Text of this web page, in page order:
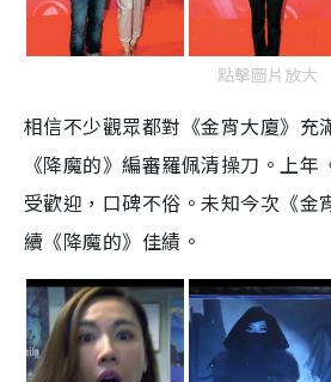
點擊圖片放大
相信不少觀眾都對《金宵大廈》充
《降魔的》編審羅佩清操刀。上年
受歡迎，口碑不俗。未知今次《金
續《降魔的》佳績。